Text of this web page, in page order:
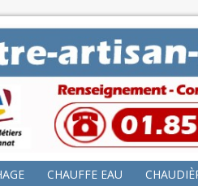
CHAUFFE EAU